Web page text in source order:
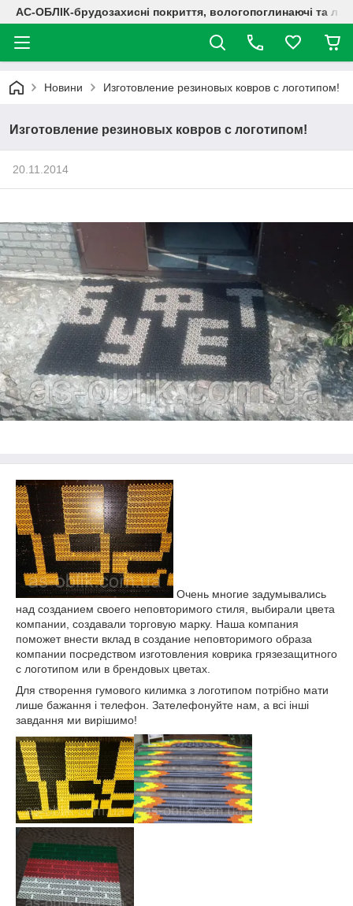
АС-ОБЛІК-брудозахисні покриття, вологопоглинаючі та
Новини Изготовление резиновых ковров с логотипом!
Изготовление резиновых ковров с логотипом!
20.11.2014
Очень многие задумывались
над созданием своего неповторимого стиля, выбирали цвета
компании, создавали торговую марку. Наша компания
поможет внести вклад в создание неповторимого образа
компании посредством изготовления коврика грязезащитного
с логотипом или в брендовых цветах.
Для створення гумового килимка з логотипом потрібно мати
лише бажання і телефон. Зателефонуйте нам, а всі інші
завдання ми вирішимо!